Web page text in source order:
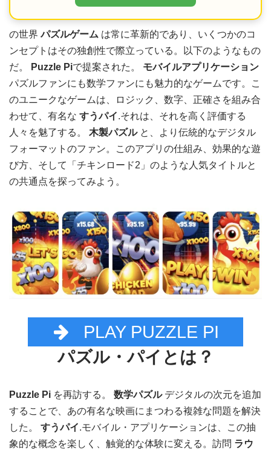
の世界パズルゲーム は常に革新的であり、いくつかのコ
ンセプトはその独創性で際立っている。以下のようなもの
だ。
Puzzle Piで提案された。 モバイルアプリケーション
パズルファンにも数学ファンにも魅力的なゲームです。こ
のユニークなゲームは、ロジック、数字、正確さを組み合
わせて、有名な すうパイ.それは、それを高く評価する
人々を魅了する。 木製パズルと、より伝統的なデジタル
フォーマットのファン。このアプリの仕組み、効果的な遊
び方、そして「チキンロード2」のような人気タイトルと
の共通点を探ってみよう。
PLAY PUZZLE PI
パズル・パイとは？
Puzzle Pi を再訪する。 数学パズルデジタルの次元を追加
することで、あの有名な映画にまつわる複雑な問題を解決
した。 すうパイ.モバイル・アプリケーションは、この抽
象的な概念を楽しく、触覚的な体験に変える。訪問 ラウ